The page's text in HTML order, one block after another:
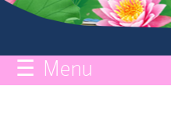
กิจการ
☰ Menu